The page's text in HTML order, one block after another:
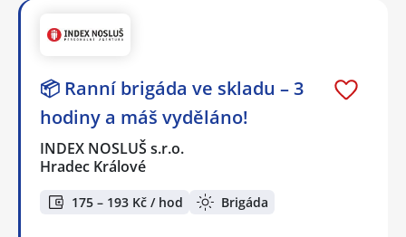
📦 Ranní brigáda ve skladu – 3
hodiny a máš vyděláno!
INDEX NOSLUŠ s.r.o.
Hradec Králové
175 – 193 Kč / hod Brigáda